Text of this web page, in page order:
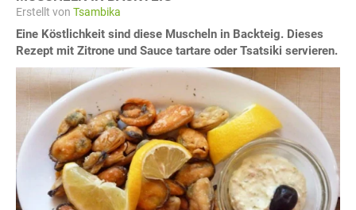
Erstellt von Tsambika
Eine Köstlichkeit sind diese Muscheln in Backteig. Dieses
Rezept mit Zitrone und Sauce tartare oder Tsatsiki servieren.